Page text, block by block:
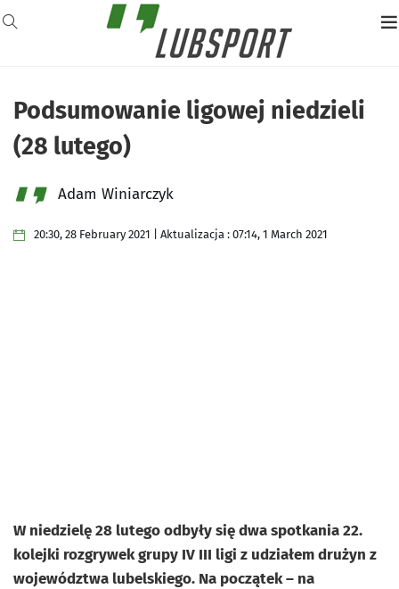
Podsumowanie ligowej niedzieli
(28 lutego)
Adam Winiarczyk
20:30, 28 February 2021 | Aktualizacja : 07:14, 1 March 2021
W niedzielę 28 lutego odbyły się dwa spotkania 22.
kolejki rozgrywek grupy IV III ligi z udziałem drużyn z
województwa lubelskiego. Na początek – na